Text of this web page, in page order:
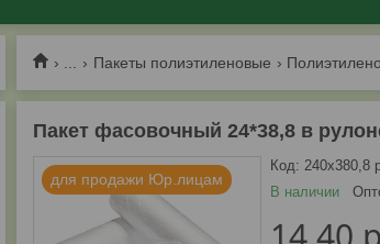
Пакеты полиэтиленовые
Пакет фасовочный 24*38,8 в
для продажи Юр.лицам
В наличии
Код: 240х380,8